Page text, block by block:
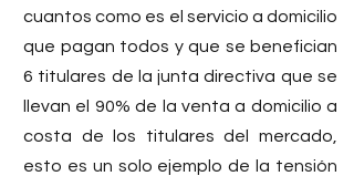
cuantos como es el servicio a domicilio
que pagan todos y que se benefician
6 titulares de la junta directiva que se
llevan el 90% de la venta a domicilio a
costa de los titulares del mercado,
esto es un solo ejemplo de la tensión